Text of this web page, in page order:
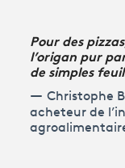
Pour des
l’origan pur
de simples
Christophe
acheteur de